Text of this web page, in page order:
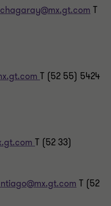
T
T (52 55) 5424
T (52 33)
T (52